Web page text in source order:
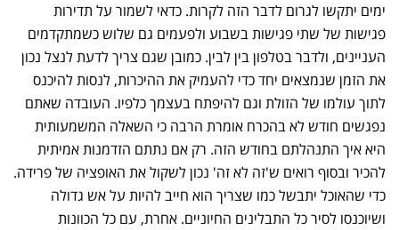
ימים יתקשו לגרום לדבר הזה לקרות. כדאי לשמור על תדירות
פגישות של שתי פגישות בשבוע ולפעמים גם שלוש כשמתקדמים
העניינים, ולדבר בטלפון בין לבין. כמובן שגם צריך לדעת לנצל נכון
את הזמן שנמצאים יחד כדי להעמיק את ההיכרות, לנסות להיכנס
לתוך עולמו של הזולת וגם להיפתח בעצמך כלפיו. העובדה שאתם
נפגשים חודש לא בהכרח אומרת הרבה כי השאלה המשמעותית
היא איך התנהלתם בחודש הזה. רק אם נתתם הזדמנות אמיתית
להכיר ובסוף רואים ש'זה לא זה' נכון לשקול את האופציה של פרידה.
כדי שהאוכל יתבשל כמו שצריך הוא חייב להיות על אש גדולה
ושיוכנסו לסיר כל התבלינים החיוניים. אחרת, עם כל הכוונות